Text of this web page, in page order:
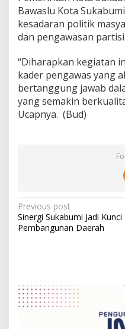
Bawaslu Kota
kesadaran politik
dan pengawasan
“Diharapkan kegiatan
kader pengawas yang
bertanggung jawab
yang semakin
Ucapnya. (Bud)
P
o
a
v
Previous post
Sinergi Sukabumi Jadi Kunci
Pembangunan Daerah